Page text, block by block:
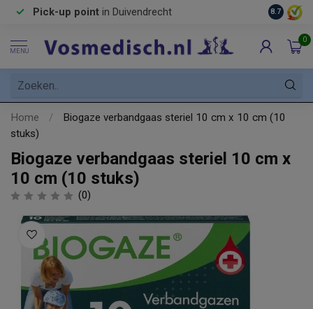
Pick-up point in Duivendrecht 8.7
MENU
0
Home /
Biogaze verbandgaas steriel 10 cm x 10 cm (10
stuks)
Biogaze verbandgaas steriel 10 cm x
10 cm (10 stuks)
(0)